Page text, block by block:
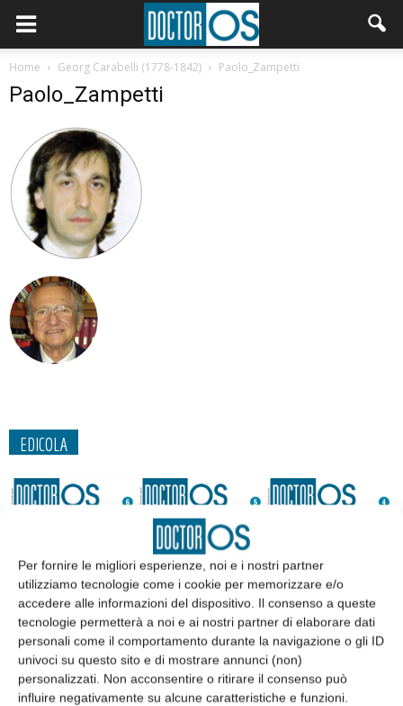
Per fornire le migliori esperienze, noi e i nostri partner
utilizziamo tecnologie come i cookie per memorizzare e/o
accedere alle informazioni del dispositivo. Il consenso a queste
tecnologie permetterà a noi e ai nostri partner di elaborare dati
personali come il comportamento durante la navigazione o gli ID
univoci su questo sito e di mostrare annunci (non)
personalizzati. Non acconsentire o ritirare il consenso può
influire negativamente su alcune caratteristiche e funzioni.
Home Georg Carabelli (1778-1842) Paolo_Zampetti
Paolo_Zampetti
EDICOLA
Edicola web